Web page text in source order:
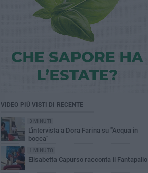
VIDEO PIÙ VISTI DI RECENTE
3 MINUTI
L'intervista a Dora Farina su "Acqua in
bocca"
1 MINUTO
Elisabetta Capurso racconta il Fantapalio